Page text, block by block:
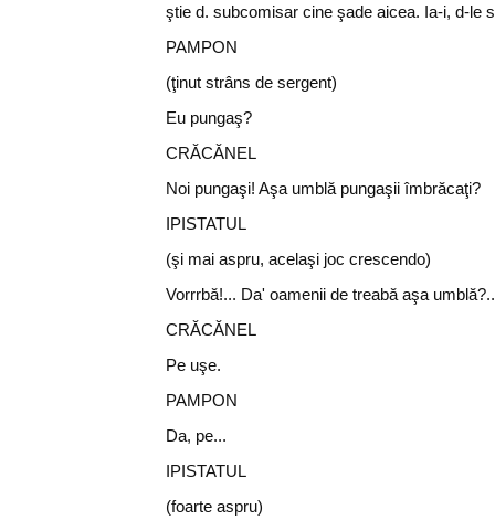
ştie d. subcomisar cine şade aicea. Ia-i, d-le
PAMPON
(ţinut strâns de sergent)
Eu pungaş?
CRĂCĂNEL
Noi pungaşi! Aşa umblă pungaşii îmbrăcaţi?
IPISTATUL
(şi mai aspru, acelaşi joc crescendo)
Vorrrbă!... Da' oamenii de treabă aşa
CRĂCĂNEL
Pe uşe.
PAMPON
Da, pe...
IPISTATUL
(foarte aspru)